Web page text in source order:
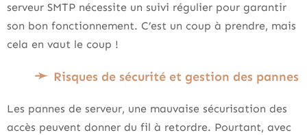
serveur SMTP nécessite un suivi régulier pour garantir
son bon fonctionnement. C’est un coup à prendre, mais
cela en vaut le coup !
Risques de sécurité et gestion des pannes
Les pannes de serveur, une mauvaise sécurisation des
accès peuvent donner du fil à retordre. Pourtant, avec